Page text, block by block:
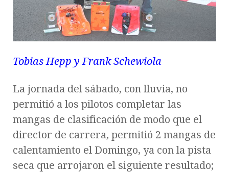
Tobias Hepp y Frank Schewiola
La jornada del sábado, con lluvia, no
permitió a los pilotos completar las
mangas de clasificación de modo que el
director de carrera, permitió 2 mangas de
calentamiento el Domingo, ya con la pista
seca que arrojaron el siguiente resultado;